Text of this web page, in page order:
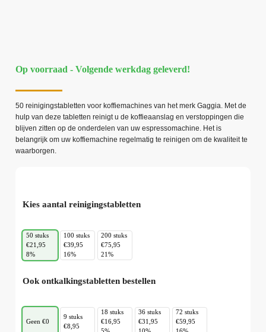
Op voorraad - Volgende werkdag geleverd!
50 reinigingstabletten voor koffiemachines van het merk Gaggia. Met de
hulp van deze tabletten reinigt u de koffieaanslag en verstoppingen die
blijven zitten op de onderdelen van uw espressomachine. Het is
belangrijk om uw koffiemachine regelmatig te reinigen om de kwaliteit te
waarborgen.
Kies aantal reinigingstabletten
50 stuks
€21,95
8%
100 stuks
€39,95
16%
200 stuks
€75,95
21%
Ook ontkalkingstabletten bestellen
Geen €0
9 stuks
€8,95
18 stuks
€16,95
36 stuks
€31,95
72 stuks
€59,95